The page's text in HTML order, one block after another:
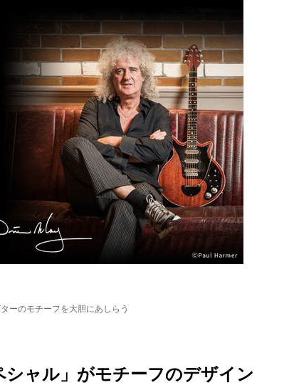
ーのモチーフを大胆にあしらう
ャル」がモチーフのデザイン